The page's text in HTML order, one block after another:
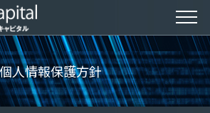
人情報保護方針